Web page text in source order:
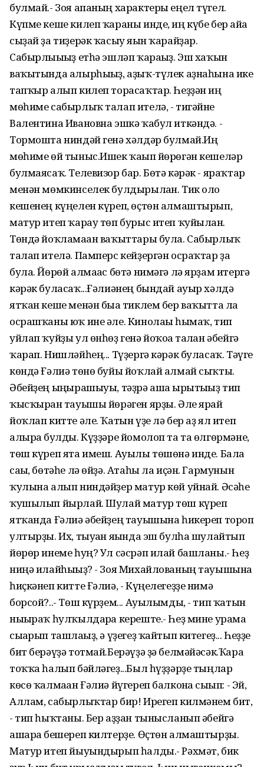
булмай.- Зоя апаның характеры еңел түгел.
Күпме кеше килеп ҡараны инде, иң күбе бер айға
сыҙай ҙа тиҙерәк ҡасыу яғын ҡарайҙар.
Сабырлығығыҙ етһә эшләп ҡарағыҙ. Эш хаҡын
ваҡытында алырһығыҙ, аҙыҡ-түлек аҙнаһына ике
тапҡыр алып килеп торасаҡтар. Һеҙҙән иң
мөһиме сабырлыҡ талап ителә, - тигәйне
Валентина Ивановна эшкә ҡабул иткәндә. -
Тормошта ниндәй генә хәлдәр булмай.Иң
мөһиме өй тыныс.Ишек ҡағып йөрөгән кешеләр
булмаясаҡ. Телевизор бар. Бөтә кәрәк - яраҡтар
менән мөмкинселек булдырылған. Тик оло
кешенең күңелен күреп, өҫтөн алмаштырып,
матур итеп ҡарау төп бурыс итеп ҡуйылған.
Төндә йоҡламаған ваҡыттары була. Сабырлыҡ
талап ителә. Памперс кейҙергән осраҡтар ҙа
була. Йөрөй алмағас бөтә нимәгә лә ярҙам итергә
кәрәк буласаҡ...Ғәлиәнең бындай ауыр хәлдә
ятҡан кеше менән быға тиклем бер ваҡытта ла
осрашҡаны юҡ ине әле. Кинолағы һымаҡ, тип
уйлап ҡуйҙы ул өнһөҙ генә йоҡоға талған әбейгә
ҡарап. Нишләйһең... Түҙергә кәрәк буласаҡ. Тәүге
көндә Ғәлиә төнө буйы йоҡлай алмай сыҡты.
Әбейҙең ыңғырашыуы, тәҙрә аша ырғытығыҙ тип
ҡысҡырған тауышы йөрәген ярҙы. Әле ярай
йоҡлап китте әле. Ҡатын үҙе лә бер аҙ ял итеп
алырға булды. Күҙҙәре йомолоп та та өлгөрмәне,
төш күреп ята имеш. Ауылы төшөнә инде. Бала
сағы, бөтәһе лә өйҙә. Атаһы ла иҫән. Гармунын
ҡулына алып ниндәйҙер матур көй уйнай. Әсәһе
ҡушылып йырлай. Шулай матур төш күреп
ятҡанда Ғәлиә әбейҙең тауышына һикереп тороп
ултырҙы. Их, тыуған яғында эш булһа шулайтып
йөрөр инеме һуң? Ул сәсрәп илай башланы.- Һеҙ
ниңә илайһығыҙ? - Зоя Михайлованың тауышына
һиҫкәнеп китте Ғәлиә, - Күңелегеҙҙе нимә
борсой?..- Төш күрҙем... Ауылымды, - тип ҡатын
нығыраҡ һулҡылдарға кереште.- Һеҙ мине урамға
сығарып ташлағыҙ, ә үҙегеҙ ҡайтып китегеҙ... Һеҙҙе
бит берәүҙә тотмай.Берәүҙә ҙә белмәйәсәк.Ҡара
тоҡҡа һалып бәйләгеҙ...Был һүҙҙәрҙе тыңлар
көсө ҡалмаған Ғәлиә йүгереп балконға сығып: - Эй,
Аллам, сабырлыҡтар бир! Ирегеп килмәнем бит,
- тип һыҡтаны. Бер аҙҙан тынысланып әбейгә
ашарға бешереп килтерҙе. Өҫтөн алмаштырҙы.
Матур итеп йыуындырып һалды.- Рәхмәт, бик